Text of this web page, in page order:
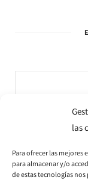
las
Para ofrecer las
para almacenar y/o
de estas tecnologías